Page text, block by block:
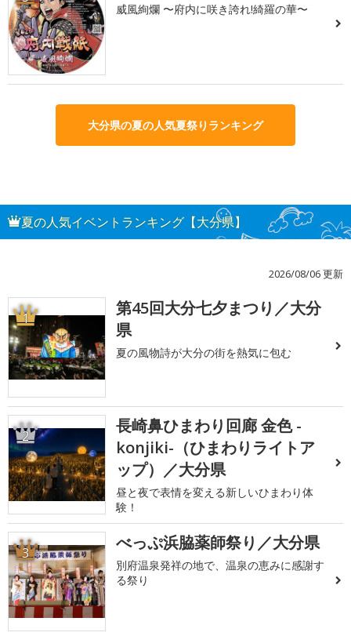
威風絢爛 〜府内に咲き誇れ!綺羅の華〜
大分県の夏の人気夏祭りランキング
夏の人気イベントランキング【大分県】
2026/08/06 更新
1
第45回大分七夕まつり／大分
県
夏の風物詩が大分の街を熱気に包む
2
長崎鼻ひまわり回廊 金色 -
konjiki-（ひまわりライトア
ップ）／大分県
昼と夜で表情を変える新しいひまわり体
験！
3 べっぷ浜脇薬師祭り／大分県
別府温泉発祥の地で、温泉の恵みに感謝す
る祭り